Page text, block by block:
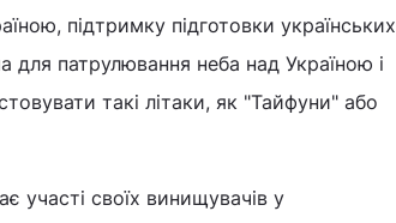
підтримку підготовки українських
для патрулювання неба над Україною і
такі літаки, як "Тайфуни" або
участі своїх винищувачів у